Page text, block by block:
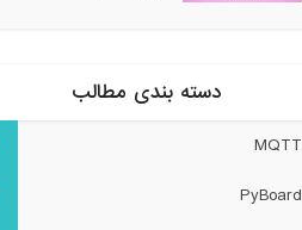
دسته بندی مطالب
MQTT
PyBoard